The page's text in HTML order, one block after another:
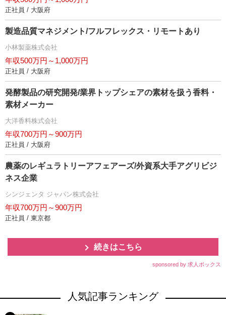
正社員 / 大阪府
製造品質マネジメント/フルフレックス・リモートあり
小林製薬株式会社
年収500万円～1,000万円
正社員 / 大阪府
発酵製品の研究開発/業界トップシェアの素材を扱う香料・
素材メーカー
大洋香料株式会社
年収700万円～900万円
正社員 / 大阪府
農薬のレギュラトリーアフェアーズ/外資系大手アグリビジ
ネス企業
シンジェンタ ジャパン株式会社
年収700万円～900万円
正社員 / 東京都
続きはこちら
sponsored by 求人ボックス
人気記事ランキング